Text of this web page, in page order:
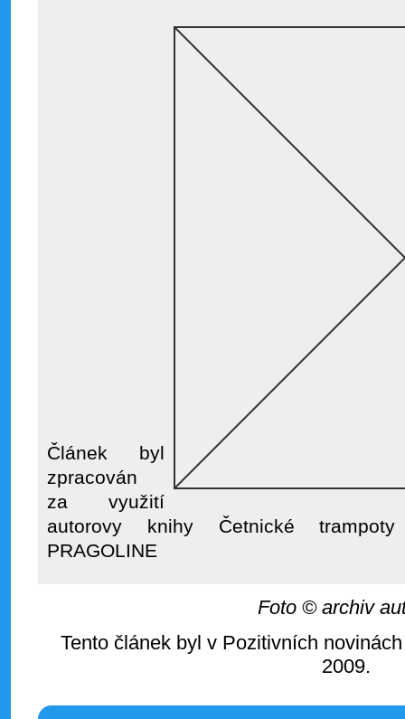
Článek byl
zpracován
za využití
autorovy knihy Četnické trampoty
PRAGOLINE
Foto © archiv
Tento článek byl v Pozitivních
2009.